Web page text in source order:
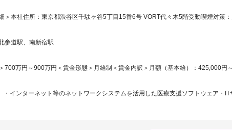
＞本社住所：東京都渋谷区千駄ヶ谷5丁目15番6号 VORT代々木5階受動喫煙対策：
参道駅、南新宿駅
700万円～900万円＜賃金形態＞月給制＜賃金内訳＞月額（基本給）：425,000円
・インターネット等のネットワークシステムを活用した医療支援ソフトウェア・IT